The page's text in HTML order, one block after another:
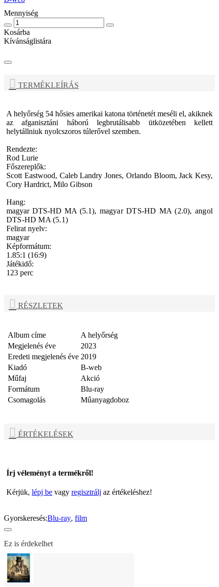
Mennyiség
Kosárba
Kívánságlistára
TERMÉKLEÍRÁS
A helyőrség 54 hősies amerikai katona történetét meséli el, akiknek
az afganisztáni háború legbrutálisabb ütközetében kellett
helytállniuk nyolcszoros túlerővel szemben.
Rendezte:
Rod Lurie
Főszereplők:
Scott Eastwood, Caleb Landry Jones, Orlando Bloom, Jack Kesy,
Cory Hardrict, Milo Gibson
Hang:
magyar DTS-HD MA (5.1), magyar DTS-HD MA (2.0), angol
DTS-HD MA (5.1)
Felirat nyelv:
magyar
Képformátum:
1.85:1 (16:9)
Játékidő:
123 perc
RÉSZLETEK
Album címe
A helyőrség
Megjelenés éve
2023
Eredeti megjelenés éve 2019
Kiadó
B-web
Műfaj
Akció
Formátum
Blu-ray
Csomagolás
Műanyagdoboz
ÉRTÉKELÉSEK
Írj véleményt a termékről!
Kérjük, lépj be vagy regisztrálj az értékeléshez!
Gyorskeresés:Blu-ray, film
Ez is érdekelhet